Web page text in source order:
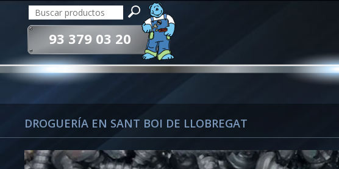
93 379 03 20
DROGUERÍA EN SANT BOI DE LLOBREGAT